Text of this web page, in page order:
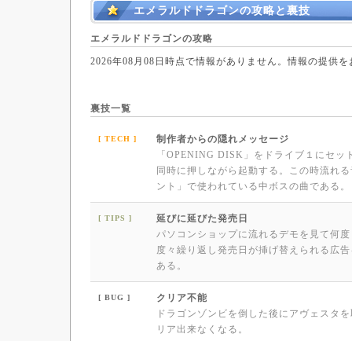
エメラルドドラゴンの攻略と裏技
エメラルドドラゴンの攻略
2026年08月08日時点で情報がありません。情報の提供
裏技一覧
[ TECH ]
制作者からの隠れメッセージ
「OPENING DISK」をドライブ１にセッ
同時に押しながら起動する。この時流れ
ント」で使われている中ボスの曲である。
[ TIPS ]
延びに延びた発売日
パソコンショップに流れるデモを見て何
度々繰り返し発売日が挿げ替えられる広
ある。
[ BUG ]
クリア不能
ドラゴンゾンビを倒した後にアヴェスタ
リア出来なくなる。